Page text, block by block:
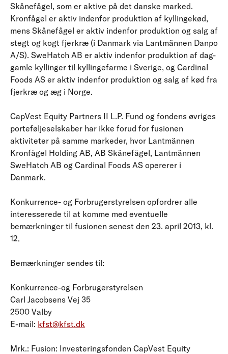
Skånefågel, som er aktive på det danske marked.
Kronfågel er aktiv indenfor produktion af kyllingekød,
mens Skånefågel er aktiv indenfor produktion og salg af
stegt og kogt fjerkræ (i Danmark via Lantmännen Danpo
A/S). SweHatch AB er aktiv indenfor produktion af dag-
gamle kyllinger til kyllingefarme i Sverige, og Cardinal
Foods AS er aktiv indenfor produktion og salg af kød fra
fjerkræ og æg i Norge.
CapVest Equity Partners II L.P. Fund og fondens øvriges
porteføljeselskaber har ikke forud for fusionen
aktiviteter på samme markeder, hvor Lantmännen
Kronfågel Holding AB, AB Skånefågel, Lantmännen
SweHatch AB og Cardinal Foods AS opererer i
Danmark.
Konkurrence- og Forbrugerstyrelsen opfordrer alle
interesserede til at komme med eventuelle
bemærkninger til fusionen senest den 23. april 2013, kl.
12.
Bemærkninger sendes til:
Konkurrence-og Forbrugerstyrelsen
Carl Jacobsens Vej 35
2500 Valby
E-mail: kfst@kfst.dk
Mrk.: Fusion: Investeringsfonden CapVest Equity